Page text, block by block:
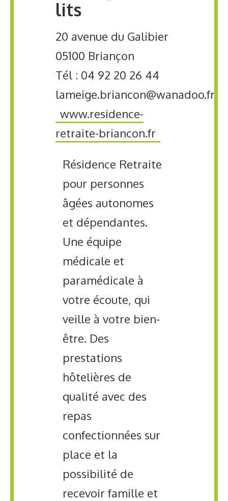
lits
20 avenue du Galibier
05100 Briançon
Tél : 04 92 20 26 44
lameige.briancon@wanadoo.fr
www.residence-
retraite-briancon.fr
Résidence Retraite
pour personnes
âgées autonomes
et dépendantes.
Une équipe
médicale et
paramédicale à
votre écoute, qui
veille à votre bien-
être. Des
prestations
hôtelières de
qualité avec des
repas
confectionnées sur
place et la
possibilité de
recevoir famille et